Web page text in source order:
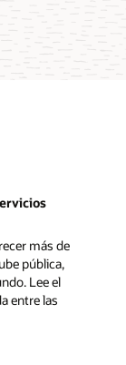
más de
pública,
Lee el
entre las